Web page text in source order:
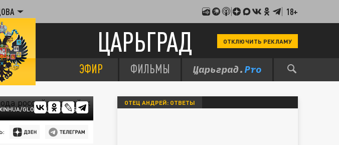
18+
ЦАРЬГРАД ОТКЛЮЧИТЬ РЕКЛАМУ
ЭФИР ФИЛЬМЫ
GLOBALLOOKPRESS/
ОТЕЦ АНДРЕЙ: ОТВЕТЫ